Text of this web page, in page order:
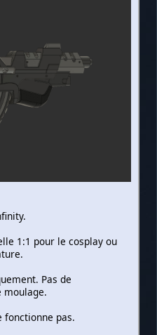
1:1 pour le cosplay ou
Pas de
moulage.
fonctionne pas.